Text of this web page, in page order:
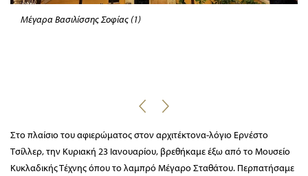
Μέγαρα Βασιλίσσης Σοφίας (1)
Στο πλαίσιο του αφιερώματος στον αρχιτέκτονα-λόγιο Ερνέστο
Τσίλλερ, την Κυριακή 23 Ιανουαρίου, βρεθήκαμε έξω από το Μουσείο
Κυκλαδικής Τέχνης όπου το λαμπρό Μέγαρο Σταθάτου. Περπατήσαμε